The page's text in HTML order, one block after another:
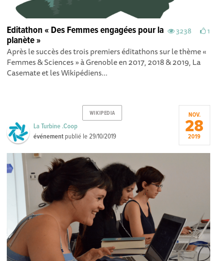
3238 1
Editathon « Des Femmes engagées pour la
planète »
Après le succès des trois premiers éditathons sur le thème «
Femmes & Sciences » à Grenoble en 2017, 2018 & 2019, La
Casemate et les Wikipédiens...
WIKIPEDIA
La Turbine .Coop
événement publié le29/10/2019
NOV.
28
2019